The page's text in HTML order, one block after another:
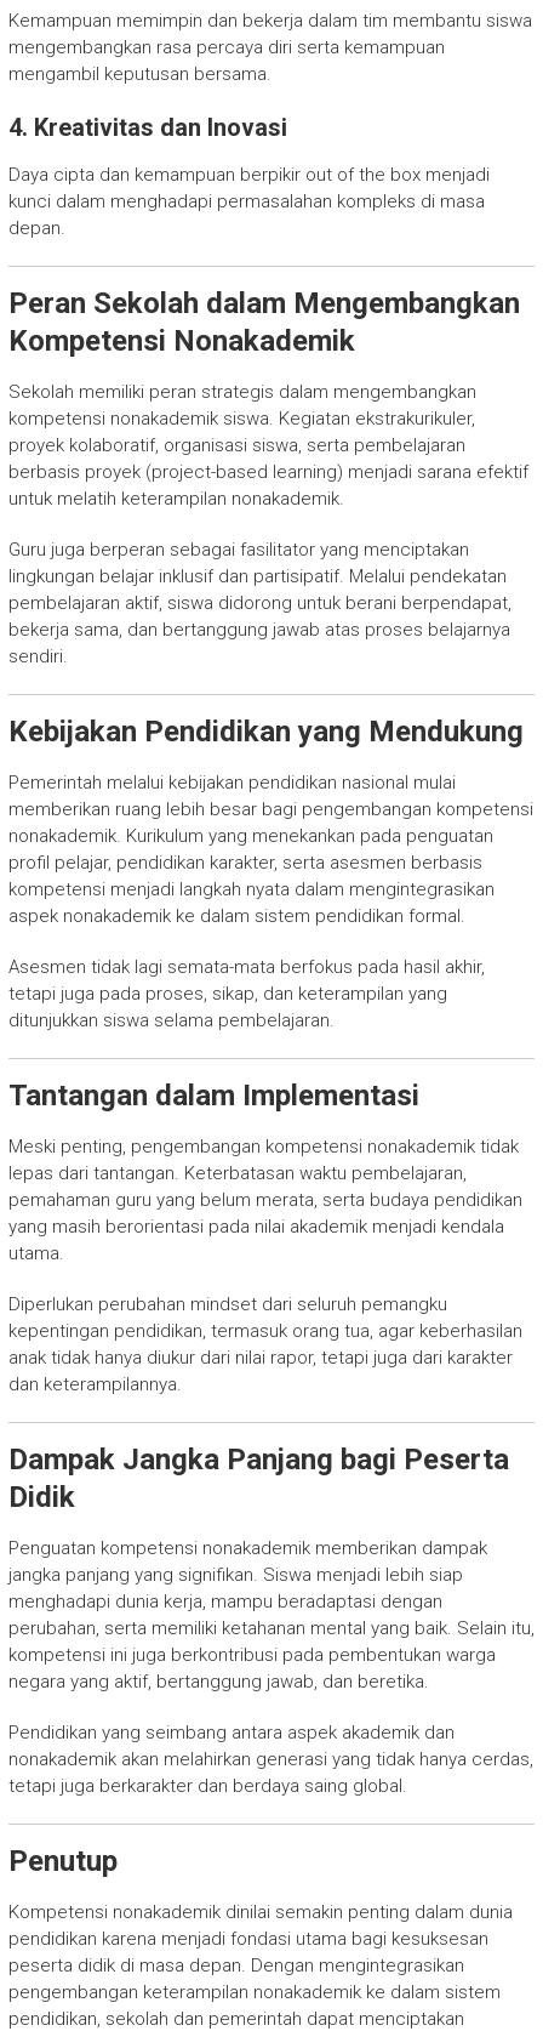
Kemampuan memimpin dan bekerja dalam tim membantu siswa
mengembangkan rasa percaya diri serta kemampuan
mengambil keputusan bersama.
4. Kreativitas dan Inovasi
Daya cipta dan kemampuan berpikir out of the box menjadi
kunci dalam menghadapi permasalahan kompleks di masa
depan.
Peran Sekolah dalam Mengembangkan
Kompetensi Nonakademik
Sekolah memiliki peran strategis dalam mengembangkan
kompetensi nonakademik siswa. Kegiatan ekstrakurikuler,
proyek kolaboratif, organisasi siswa, serta pembelajaran
berbasis proyek (project-based learning) menjadi sarana efektif
untuk melatih keterampilan nonakademik.
Guru juga berperan sebagai fasilitator yang menciptakan
lingkungan belajar inklusif dan partisipatif. Melalui pendekatan
pembelajaran aktif, siswa didorong untuk berani berpendapat,
bekerja sama, dan bertanggung jawab atas proses belajarnya
sendiri.
Kebijakan Pendidikan yang Mendukung
Pemerintah melalui kebijakan pendidikan nasional mulai
memberikan ruang lebih besar bagi pengembangan kompetensi
nonakademik. Kurikulum yang menekankan pada penguatan
profil pelajar, pendidikan karakter, serta asesmen berbasis
kompetensi menjadi langkah nyata dalam mengintegrasikan
aspek nonakademik ke dalam sistem pendidikan formal.
Asesmen tidak lagi semata-mata berfokus pada hasil akhir,
tetapi juga pada proses, sikap, dan keterampilan yang
ditunjukkan siswa selama pembelajaran.
Tantangan dalam Implementasi
Meski penting, pengembangan kompetensi nonakademik tidak
lepas dari tantangan. Keterbatasan waktu pembelajaran,
pemahaman guru yang belum merata, serta budaya pendidikan
yang masih berorientasi pada nilai akademik menjadi kendala
utama.
Diperlukan perubahan mindset dari seluruh pemangku
kepentingan pendidikan, termasuk orang tua, agar keberhasilan
anak tidak hanya diukur dari nilai rapor, tetapi juga dari karakter
dan keterampilannya.
Dampak Jangka Panjang bagi Peserta
Didik
Penguatan kompetensi nonakademik memberikan dampak
jangka panjang yang signifikan. Siswa menjadi lebih siap
menghadapi dunia kerja, mampu beradaptasi dengan
perubahan, serta memiliki ketahanan mental yang baik. Selain itu,
kompetensi ini juga berkontribusi pada pembentukan warga
negara yang aktif, bertanggung jawab, dan beretika.
Pendidikan yang seimbang antara aspek akademik dan
nonakademik akan melahirkan generasi yang tidak hanya cerdas,
tetapi juga berkarakter dan berdaya saing global.
Penutup
Kompetensi nonakademik dinilai semakin penting dalam dunia
pendidikan karena menjadi fondasi utama bagi kesuksesan
peserta didik di masa depan. Dengan mengintegrasikan
pengembangan keterampilan nonakademik ke dalam sistem
pendidikan, sekolah dan pemerintah dapat menciptakan